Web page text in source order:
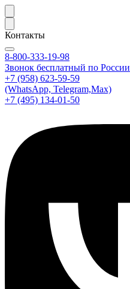
Контакты
8-800-333-19-98
Звонок бесплатный по России
+7 (958) 623-59-59
(WhatsApp, Telegram,Max)
+7 (495) 134-01-50